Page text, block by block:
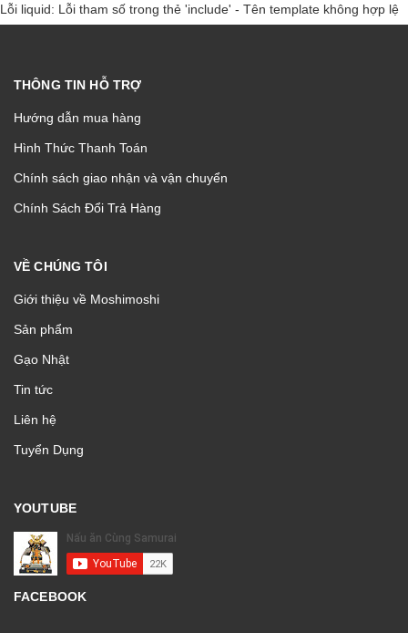
Lỗi liquid: Lỗi tham số trong thẻ 'include' - Tên template không hợp lệ
THÔNG TIN HỖ TRỢ
Hướng dẫn mua hàng
Hình Thức Thanh Toán
Chính sách giao nhận và vận chuyển
Chính Sách Đổi Trả Hàng
VỀ CHÚNG TÔI
Giới thiệu về Moshimoshi
Sản phẩm
Gạo Nhật
Tin tức
Liên hệ
Tuyển Dụng
YOUTUBE
FACEBOOK